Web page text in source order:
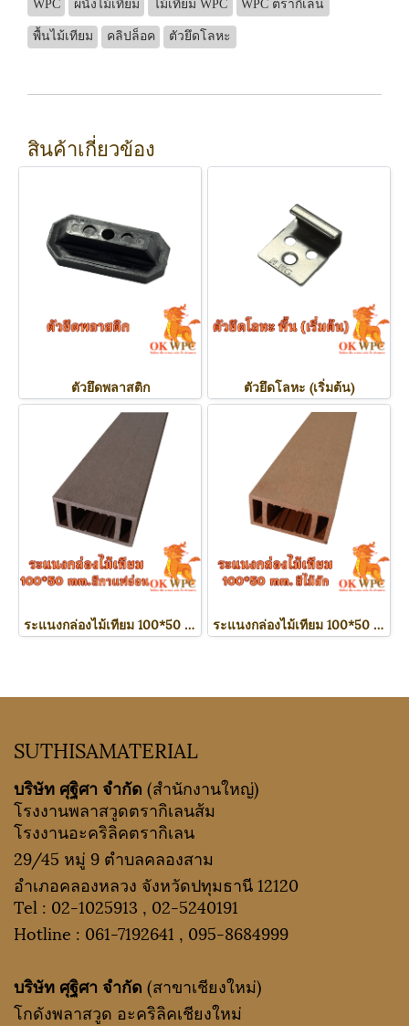
WPC ผนังไม้เทียม ไม้เทียม WPC WPC ตรากิเลน
พื้นไม้เทียม คลิปล็อค ตัวยึดโลหะ
สินค้าเกี่ยวข้อง
ตัวยึดพลาสติก ตัวยึดโลหะ (เริ่มต้น)
ระแนงกล่องไม้เทียม 100*50 mm. สีกาแฟอ่อน ระแนงกล่องไม้เทียม 100*50 mm. สีไม้สัก
SUTHISAMATERIAL
บริษัท ศุฐิศา จำกัด (สำนักงานใหญ่)
โรงงานพลาสวูดตรากิเลนส้ม
โรงงานอะคริลิคตรากิเลน
29/45 หมู่ 9 ตำบลคลองสาม
อำเภอคลองหลวง จังหวัดปทุมธานี 12120
Tel : 02-1025913 , 02-5240191
Hotline : 061-7192641 , 095-8684999
บริษัท ศุฐิศา จำกัด (สาขาเชียงใหม่)
โกดังพลาสวูด อะคริลิคเชียงใหม่